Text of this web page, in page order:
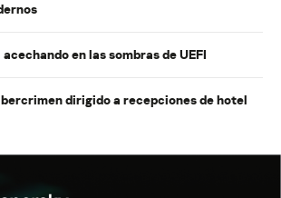
en las sombras de UEFI
dirigido a recepciones de hotel